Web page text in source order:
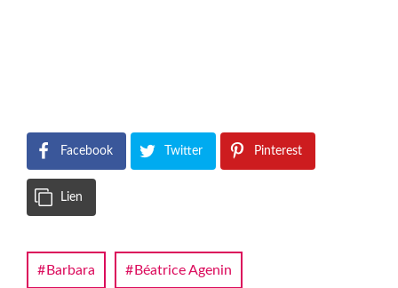
Facebook Twitter Pinterest
Lien
Barbara Béatrice Agenin